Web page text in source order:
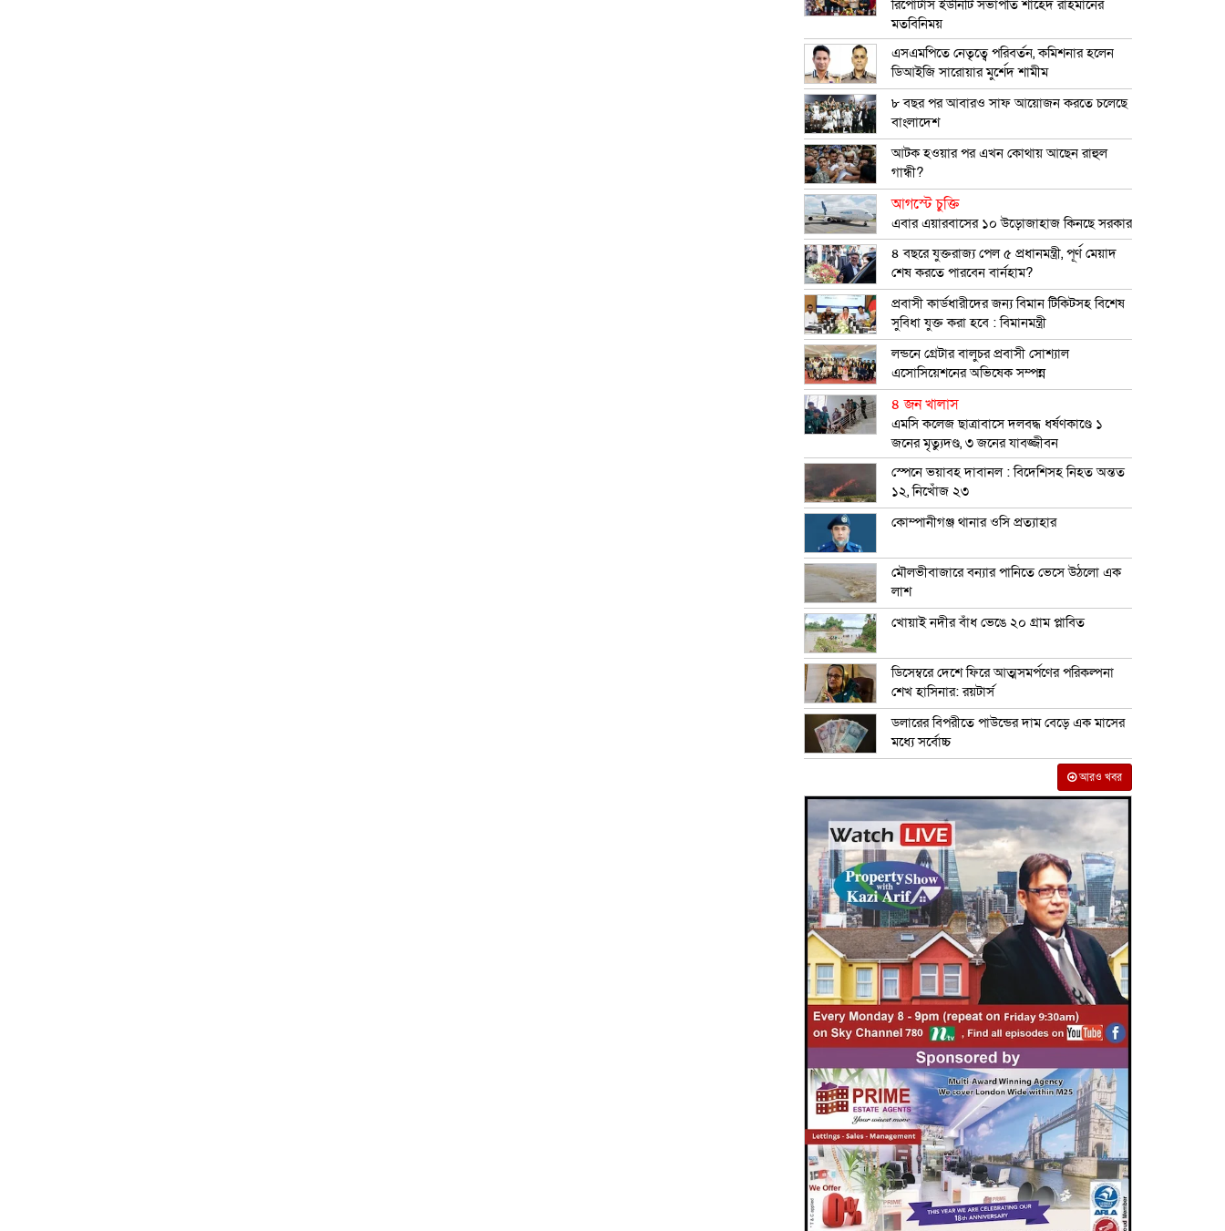
রিপোর্টার্স ইউনিটি সভাপতি শাহেদ রাহমানের
মতবিনিময়
এসএমপিতে নেতৃত্বে পরিবর্তন, কমিশনার হলেন
ডিআইজি সারোয়ার মুর্শেদ শামীম
৮ বছর পর আবারও সাফ আয়োজন করতে চলেছে
বাংলাদেশ
আটক হওয়ার পর এখন কোথায় আছেন রাহুল
গান্ধী?
আগস্টে চুক্তি
এবার এয়ারবাসের ১০ উড়োজাহাজ কিনছে সরকার
৪ বছরে যুক্তরাজ্য পেল ৫ প্রধানমন্ত্রী, পূর্ণ মেয়াদ
শেষ করতে পারবেন বার্নহাম?
প্রবাসী কার্ডধারীদের জন্য বিমান টিকিটসহ বিশেষ
সুবিধা যুক্ত করা হবে : বিমানমন্ত্রী
লন্ডনে গ্রেটার বালুচর প্রবাসী সোশ্যাল
এসোসিয়েশনের অভিষেক সম্পন্ন
৪ জন খালাস
এমসি কলেজ ছাত্রাবাসে দলবদ্ধ ধর্ষণকাণ্ডে ১
জনের মৃত্যুদণ্ড, ৩ জনের যাবজ্জীবন
স্পেনে ভয়াবহ দাবানল : বিদেশিসহ নিহত অন্তত
১২, নিখোঁজ ২৩
কোম্পানীগঞ্জ থানার ওসি প্রত্যাহার
মৌলভীবাজারে বন্যার পানিতে ভেসে উঠলো এক
লাশ
খোয়াই নদীর বাঁধ ভেঙে ২০ গ্রাম প্লাবিত
ডিসেম্বরে দেশে ফিরে আত্মসমর্পণের পরিকল্পনা
শেখ হাসিনার: রয়টার্স
ডলারের বিপরীতে পাউন্ডের দাম বেড়ে এক মাসের
মধ্যে সর্বোচ্চ
আরও খবর